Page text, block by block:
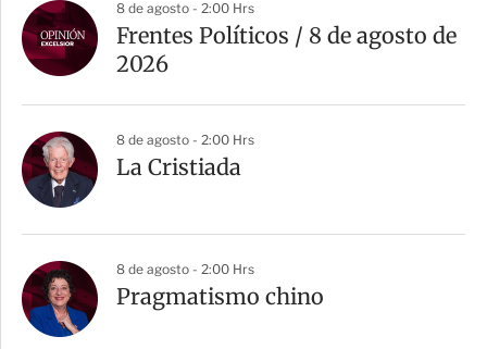
8 de agosto - 2:00 Hrs
Frentes Políticos / 8 de agosto de
2026
8 de agosto - 2:00 Hrs
La Cristiada
8 de agosto - 2:00 Hrs
Pragmatismo chino